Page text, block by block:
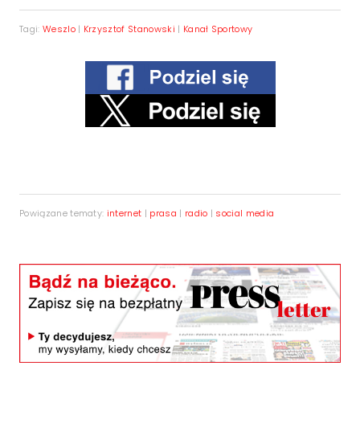
Tagi: Weszlo| Krzysztof Stanowski | Kanał Sportowy
Powiązane tematy: internet | prasa | radio | social media